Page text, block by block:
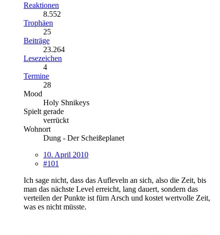
Reaktionen
8.552
Trophäen
25
Beiträge
23.264
Lesezeichen
4
Termine
28
Mood
Holy Shnikeys
Spielt gerade
verrückt
Wohnort
Dung - Der Scheißeplanet
10. April 2010
#101
Ich sage nicht, dass das Aufleveln an sich, also die Zeit, bis
man das nächste Level erreicht, lang dauert, sondern das
verteilen der Punkte ist fürn Arsch und kostet wertvolle Zeit,
was es nicht müsste.